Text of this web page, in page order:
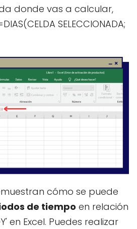
donde vas a calcular,
SELECCIONADA;
cómo se puede
de tiempo en relación
en Excel. Puedes realizar